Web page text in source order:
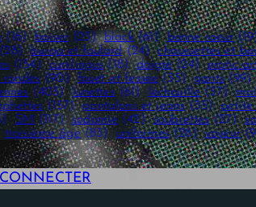
(16) baiser (23) black (61) bonne soeur
(28) burqa et foulard (24) chaussettes et
(154) cunilingus (18) doigté (24) erotic
rondes (90) fouet et fessée (35) gants (99)
(403) lunettes (61) léchouille (37)
(157) pantalons et jeans (35) petite
SM (117) sodomie (42) soubrettes (27)
troisième âge (83) uniformes (28) voyeur